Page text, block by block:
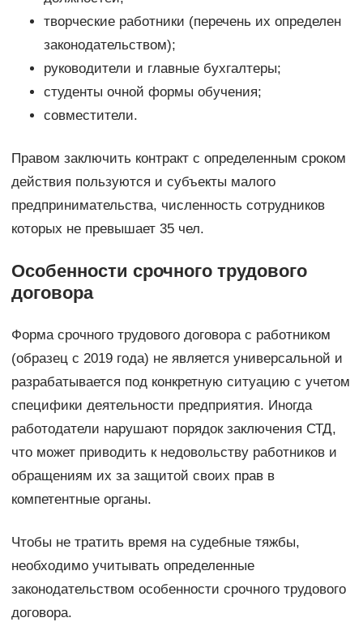
творческие работники (перечень их определен
законодательством);
руководители и главные бухгалтеры;
студенты очной формы обучения;
совместители.
Правом заключить контракт с определенным сроком
действия пользуются и субъекты малого
предпринимательства, численность сотрудников
которых не превышает 35 чел.
Особенности срочного трудового
договора
Форма срочного трудового договора с работником
(образец с 2019 года) не является универсальной и
разрабатывается под конкретную ситуацию с учетом
специфики деятельности предприятия. Иногда
работодатели нарушают порядок заключения СТД,
что может приводить к недовольству работников и
обращениям их за защитой своих прав в
компетентные органы.
Чтобы не тратить время на судебные тяжбы,
необходимо учитывать определенные
законодательством особенности срочного трудового
договора.